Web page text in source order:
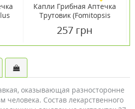
Капли Грибная Аптечка
Трутовик (Fomitopsis
257 грн
оказывающая разносторонне
человека. Состав лекарственного